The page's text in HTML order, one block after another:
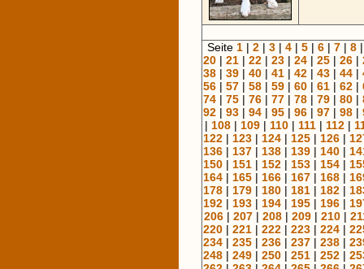
Seite 1| 2| 3| 4| 5| 6| 7| 8
20 | 21 | 22 | 23 | 24 | 25 | 26 |
38 | 39 | 40 | 41 | 42 | 43 | 44 |
56 | 57 | 58 | 59 | 60 | 61 | 62 |
74 | 75 | 76 | 77 | 78 | 79 | 80 |
92 | 93 | 94 | 95 | 96 | 97 | 98 |
| 108| 109| 110| 111| 112|
122 | 123 | 124 | 125 | 126 |
136 | 137 | 138 | 139 | 140 |
150 | 151 | 152 | 153 | 154 |
164 | 165 | 166 | 167 | 168 |
178 | 179 | 180 | 181 | 182 |
192 | 193 | 194 | 195 | 196 |
206| 207| 208| 209| 210|
220 | 221 | 222 | 223 | 224 |
234 | 235 | 236 | 237 | 238 |
248 | 249 | 250 | 251 | 252 |